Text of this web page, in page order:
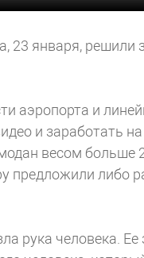
23 января, решили
аэропорта и
и заработать
весом больше
предложили либо
рука человека. Ее